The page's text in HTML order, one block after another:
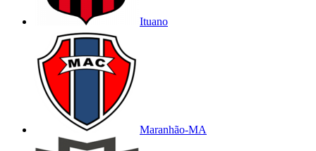
Ituano
Maranhão-MA